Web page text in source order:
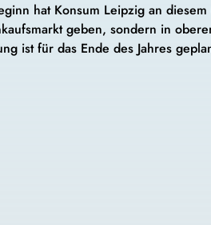
hat Konsum Leipzig an
geben, sondern in
ist für das Ende des Jahres